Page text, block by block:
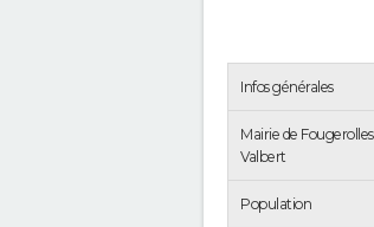
Infos générales
Mairie de
Valbert
Population